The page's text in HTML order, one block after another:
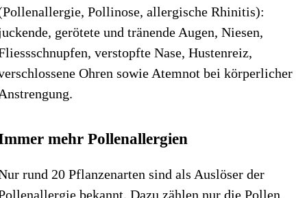
Pollinose, allergische Rhinitis):
gerötete und tränende Augen, Niesen,
verstopfte Nase, Hustenreiz,
Ohren sowie Atemnot bei körperlicher
mehr Pollenallergien
rund 20 Pflanzenarten sind als Auslöser der
bekannt. Dazu zählen nur die Pollen